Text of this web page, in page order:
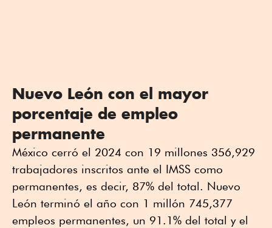
Nuevo León con el mayor
porcentaje de empleo
permanente
México cerró el 2024 con 19 millones 356,929
trabajadores inscritos ante el IMSS como
permanentes, es decir, 87% del total. Nuevo
León terminó el año con 1 millón 745,377
empleos permanentes, un 91.1% del total y el